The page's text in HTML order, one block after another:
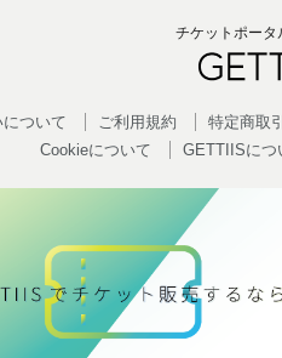
チケットポータ
ついて ご利用規約 特定商取
Cookieについて
GETTIISにつ